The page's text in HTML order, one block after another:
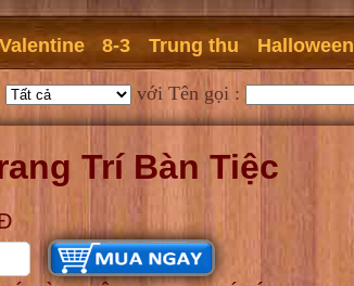
Valentine 8-3 Trung thu Halloween
với Tên gọi :
Trí Bàn Tiệc